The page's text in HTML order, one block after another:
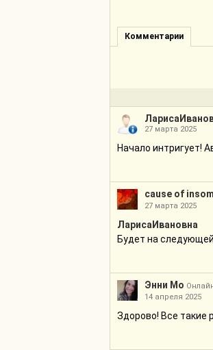
Комментарии
27 марта 2025
Начало интригует!
cause of
27 марта 2025
ЛарисаИвановна
Будет на
Энни Мо
14 апреля 2025
Здорово! Все такие